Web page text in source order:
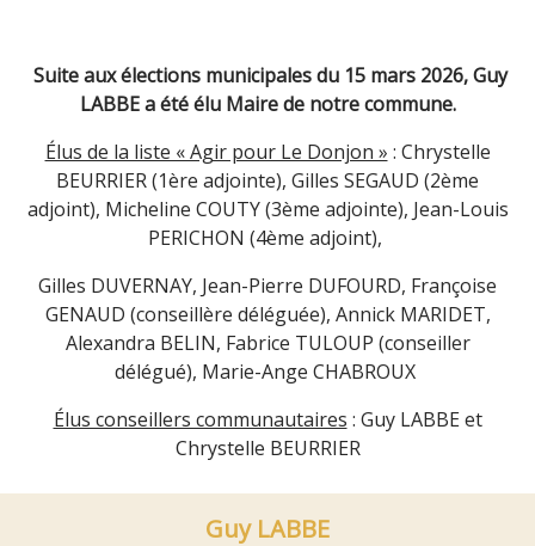
Suite aux élections municipales du 15 mars 2026, Guy
LABBE a été élu Maire de notre commune.
Élus de la liste « Agir pour Le Donjon » : Chrystelle
BEURRIER (1ère adjointe), Gilles SEGAUD (2ème
adjoint), Micheline COUTY (3ème adjointe), Jean-Louis
PERICHON (4ème adjoint),
Gilles DUVERNAY, Jean-Pierre DUFOURD, Françoise
GENAUD (conseillère déléguée), Annick MARIDET,
Alexandra BELIN, Fabrice TULOUP (conseiller
délégué), Marie-Ange CHABROUX
Élus conseillers communautaires : Guy LABBE et
Chrystelle BEURRIER
Guy LABBE